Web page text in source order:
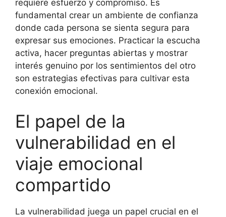
requiere esfuerzo y compromiso. Es
fundamental crear un ambiente de confianza
donde cada persona se sienta segura para
expresar sus emociones. Practicar la escucha
activa, hacer preguntas abiertas y mostrar
interés genuino por los sentimientos del otro
son estrategias efectivas para cultivar esta
conexión emocional.
El papel de la
vulnerabilidad en el
viaje emocional
compartido
La vulnerabilidad juega un papel crucial en el